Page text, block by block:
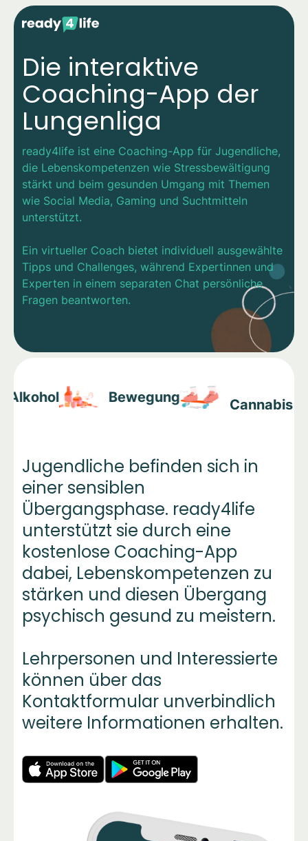
Die interaktive
Coaching-App der
Lungenliga
ready4life ist eine Coaching-App für Jugendliche,
die Lebenskompetenzen wie Stressbewältigung
stärkt und beim gesunden Umgang mit Themen
wie Social Media, Gaming und Suchtmitteln
unterstützt.
Ein virtueller Coach bietet individuell ausgewählte
Tipps und Challenges, während Expertinnen und
Experten in einem separaten Chat persönliche
Fragen beantworten.
Alkohol Bewegung Cannabis
Jugendliche befinden sich in
einer sensiblen
Übergangsphase. ready4life
unterstützt sie durch eine
kostenlose Coaching-App
dabei, Lebenskompetenzen zu
stärken und diesen Übergang
psychisch gesund zu meistern.
Lehrpersonen und Interessierte
können über das
Kontaktformular unverbindlich
weitere Informationen erhalten.